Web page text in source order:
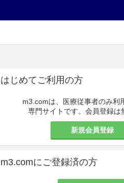
はじめてご利用の方
m3.comは、医療従事者のみ利
専門サイトです。会員登録は
新規会員登録
m3.comにご登録済の方